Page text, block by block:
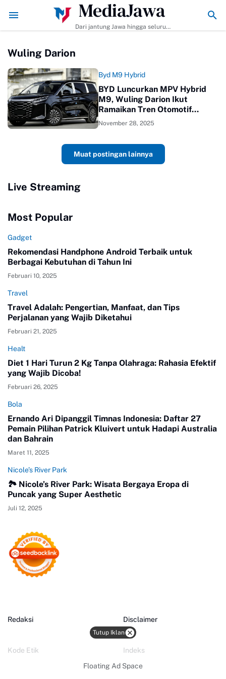
dan Tips Agar Bumbunya Meresap Sempurna! Ekonomi
MediaJawa
Dari jantung Jawa hingga seluruh
akurat.
Wuling Darion
Byd M9 Hybrid
BYD Luncurkan MPV Hybrid
M9, Wuling Darion Ikut
Ramaikan Tren Otomotif
Ramah Lingkungan
November 28, 2025
Muat postingan lainnya
Tutup Iklan
Floating Ad Space
Live Streaming
Most Popular
Gadget
Rekomendasi Handphone Android Terbaik untuk
Berbagai Kebutuhan di Tahun Ini
Februari 10, 2025
Travel
Travel Adalah: Pengertian, Manfaat, dan Tips
Perjalanan yang Wajib Diketahui
Februari 21, 2025
Healt
Diet 1 Hari Turun 2 Kg Tanpa Olahraga: Rahasia Efektif
yang Wajib Dicoba!
Februari 26, 2025
Bola
Ernando Ari Dipanggil Timnas Indonesia: Daftar 27
Pemain Pilihan Patrick Kluivert untuk Hadapi Australia
dan Bahrain
Maret 11, 2025
Nicole’s River Park
🏞️ Nicole’s River Park: Wisata Bergaya Eropa di
Puncak yang Super Aesthetic
Juli 12, 2025
Redaksi Disclaimer
Kode Etik Indeks